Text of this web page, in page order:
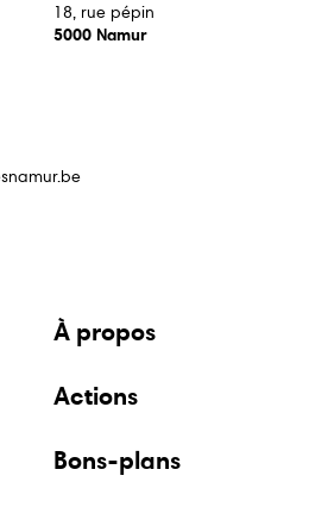
18, rue pépin
5000 Namur
À propos
Actions
Bons-plans
Guide